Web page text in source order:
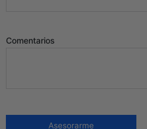
Comentarios